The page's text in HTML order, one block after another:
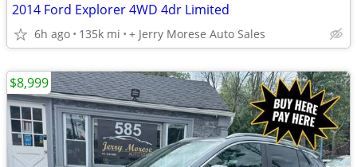
2014 Ford Explorer 4WD 4dr Limited
6h ago 135k mi + Jerry Morese Auto Sales
$8,999